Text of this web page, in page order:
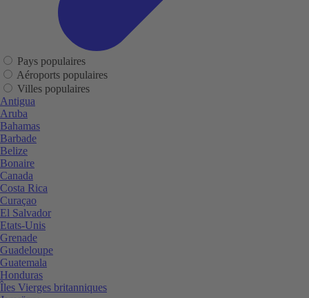
Pays populaires
Aéroports populaires
Villes populaires
Antigua
Aruba
Bahamas
Barbade
Belize
Bonaire
Canada
Costa Rica
Curaçao
El Salvador
Etats-Unis
Grenade
Guadeloupe
Guatemala
Honduras
Îles Vierges britanniques